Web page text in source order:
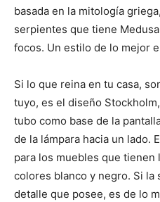
basada en la mitología
serpientes que tiene
focos. Un estilo de lo mejor
Si lo que reina en tu casa,
tuyo, es el diseño
tubo como base de la
de la lámpara hacia un lado.
para los muebles que tienen
colores blanco y negro. Si la
detalle que posee, es de lo